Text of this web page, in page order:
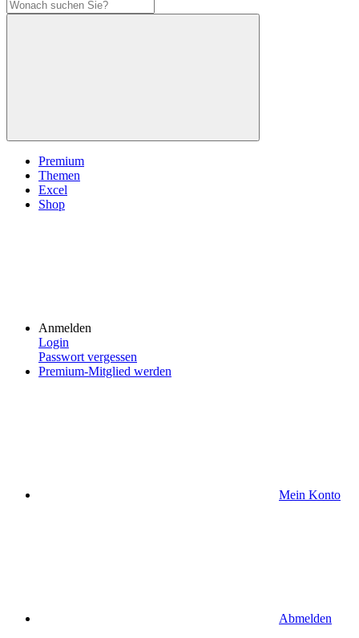
Premium
Themen
Excel
Shop
Anmelden
Login
Passwort vergessen
Premium-Mitglied werden
Mein Konto
Abmelden